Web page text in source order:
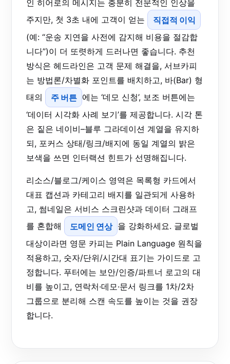
인 히어로의 메시지는 충분히 전문적인 인상을
주지만, 첫 3초 내에 고객이 얻는
직접적 이익
(예: “운송 지연을 사전에 감지해 비용을 절감합
니다”)이 더 또렷하게 드러나면 좋습니다. 추천
방식은 헤드라인은 고객 문제 해결을, 서브카피
는 방법론/차별화 포인트를 배치하고, 바(Bar) 형
태의
주 버튼 에는 ‘데모 신청’, 보조 버튼에는
‘데이터 시각화 사례 보기’를 제공합니다. 시각 톤
은 짙은 네이비–블루 그라데이션 계열을 유지하
되, 포커스 상태/링크/배지에 동일 계열의 밝은
보색을 쓰면 인터랙션 힌트가 선명해집니다.
리소스/블로그/케이스 영역은 목록형 카드에서
대표 캡션과 카테고리 배지를 일관되게 사용하
고, 썸네일은 서비스 스크린샷과 데이터 그래프
를 혼합해
도메인 연상 을 강화하세요. 글로벌
대상이라면 영문 카피는 Plain Language 원칙을
적용하고, 숫자/단위/시간대 표기는 가이드로 고
정합니다. 푸터에는 보안/인증/파트너 로고의 대
비를 높이고, 연락처·데모·문서 링크를 1차/2차
그룹으로 분리해 스캔 속도를 높이는 것을 권장
합니다.